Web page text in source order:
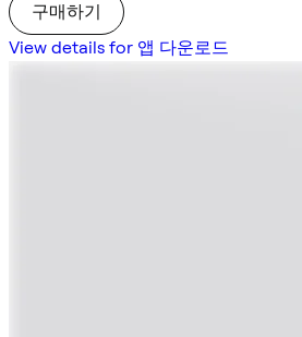
구매하기
View details for 앱 다운로드